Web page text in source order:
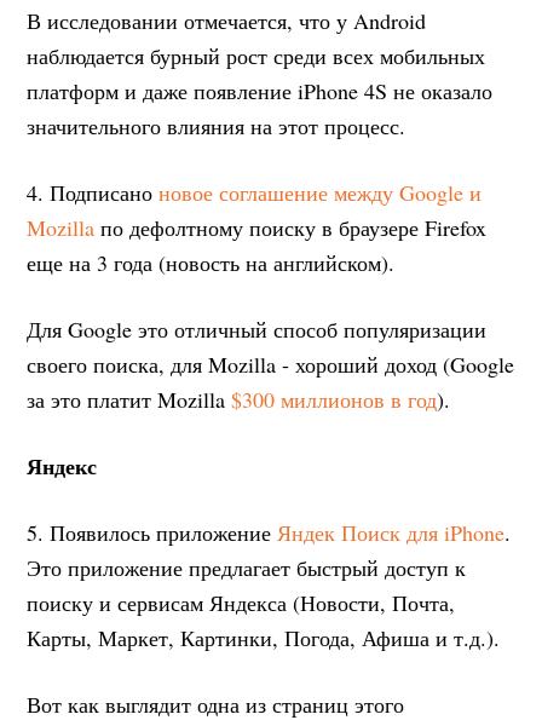
В исследовании отмечается, что у Android
наблюдается бурный рост среди всех мобильных
платформ и даже появление iPhone 4S не оказало
значительного влияния на этот процесс.
4. Подписаноновое соглашение между Google и
Mozilla по дефолтному поиску в браузере Firefox
еще на 3 года (новость на английском).
Для Google это отличный способ популяризации
своего поиска, для Mozilla - хороший доход (Google
за это платит Mozilla$300 миллионов в год).
Яндекс
5. Появилось приложениеЯндек Поиск для iPhone.
Это приложение предлагает быстрый доступ к
поиску и сервисам Яндекса (Новости, Почта,
Карты, Маркет, Картинки, Погода, Афиша и т.д.).
Вот как выглядит одна из страниц этого